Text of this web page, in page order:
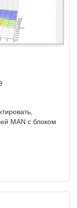
MAN с блоком